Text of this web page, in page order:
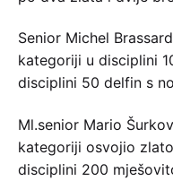
Senior Michel
kategoriji u disciplini
disciplini 50 delfin s
Ml.senior Mario
kategoriji osvojio
disciplini 200